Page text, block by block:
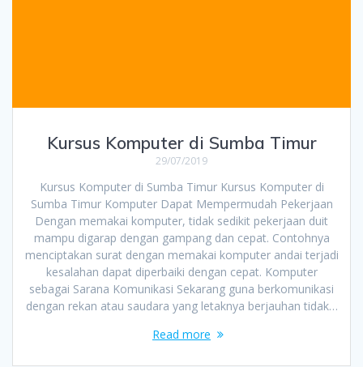
Kursus Komputer di Sumba Timur
29/07/2019
Kursus Komputer di Sumba Timur Kursus Komputer di
Sumba Timur Komputer Dapat Mempermudah Pekerjaan
Dengan memakai komputer, tidak sedikit pekerjaan duit
mampu digarap dengan gampang dan cepat. Contohnya
menciptakan surat dengan memakai komputer andai terjadi
kesalahan dapat diperbaiki dengan cepat. Komputer
sebagai Sarana Komunikasi Sekarang guna berkomunikasi
dengan rekan atau saudara yang letaknya berjauhan tidak…
Read more